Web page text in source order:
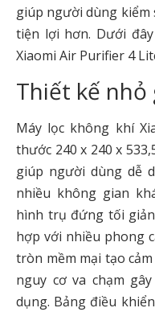
giúp người dùng
tiện lợi hơn. Dưới
Xiaomi Air Purifier 4
Thiết kế nhỏ
Máy lọc không khí
thước 240 x 240 x
giúp người dùng dễ
nhiều không gian
hình trụ đứng tối
hợp với nhiều phong
tròn mềm mại tạo
nguy cơ va chạm
dụng. Bảng điều